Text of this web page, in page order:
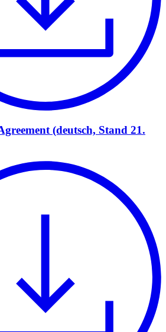
(deutsch, Stand 21.